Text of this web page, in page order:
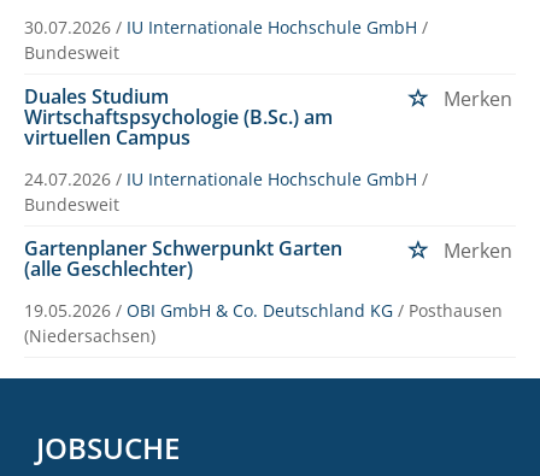
30.07.2026 / IU Internationale Hochschule GmbH /
Bundesweit
Duales Studium
Wirtschaftspsychologie (B.Sc.) am
virtuellen Campus
Merken
24.07.2026 / IU Internationale Hochschule GmbH /
Bundesweit
Gartenplaner Schwerpunkt Garten
(alle Geschlechter)
Merken
19.05.2026 / OBI GmbH & Co. Deutschland KG / Posthausen
(Niedersachsen)
JOBSUCHE